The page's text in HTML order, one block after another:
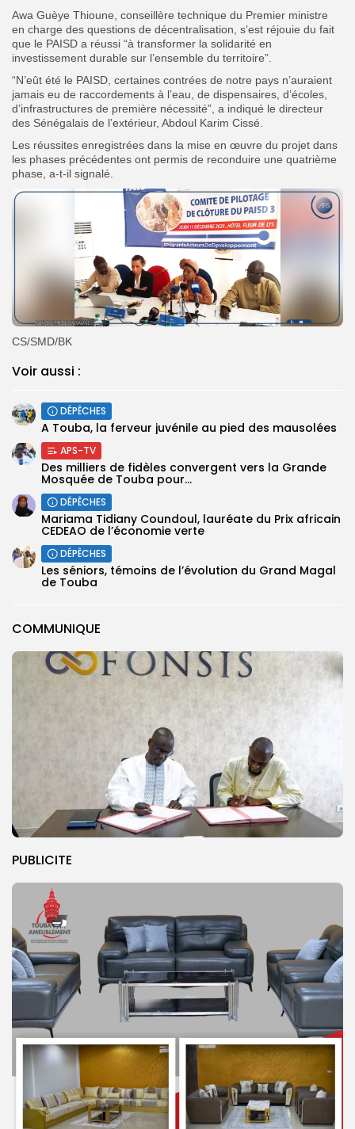
COMMUNIQUE
PUBLICITE
Awa Guèye Thioune, conseillère technique du Premier ministre
en charge des questions de décentralisation, s’est réjouie du fait
que le PAISD a réussi “à transformer la solidarité en
investissement durable sur l’ensemble du territoire”.
“N’eût été le PAISD, certaines contrées de notre pays n’auraient
jamais eu de raccordements à l’eau, de dispensaires, d’écoles,
d’infrastructures de première nécessité”, a indiqué le directeur
des Sénégalais de l’extérieur, Abdoul Karim Cissé.
Les réussites enregistrées dans la mise en œuvre du projet dans
les phases précédentes ont permis de reconduire une quatrième
phase, a-t-il signalé.
CS/SMD/BK
Voir aussi :
DÉPÊCHES
A Touba, la ferveur juvénile au pied des mausolées
APS-TV
Des milliers de fidèles convergent vers la Grande
Mosquée de Touba pour...
DÉPÊCHES
Mariama Tidiany Coundoul, lauréate du Prix africain
CEDEAO de l’économie verte
DÉPÊCHES
Les séniors, témoins de l’évolution du Grand Magal
de Touba